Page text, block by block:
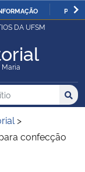
DA UFSM
Maria
no Sítio
>
confecção